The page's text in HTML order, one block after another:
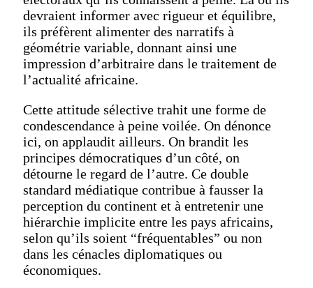
devraient informer avec rigueur et équilibre,
ils préfèrent alimenter des narratifs à
géométrie variable, donnant ainsi une
impression d’arbitraire dans le traitement de
l’actualité africaine.
Cette attitude sélective trahit une forme de
condescendance à peine voilée. On dénonce
ici, on applaudit ailleurs. On brandit les
principes démocratiques d’un côté, on
détourne le regard de l’autre. Ce double
standard médiatique contribue à fausser la
perception du continent et à entretenir une
hiérarchie implicite entre les pays africains,
selon qu’ils soient “fréquentables” ou non
dans les cénacles diplomatiques ou
économiques.